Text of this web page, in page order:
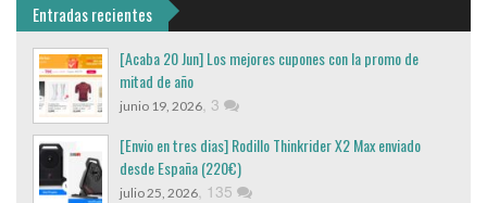
Entradas recientes
[Acaba 20 Jun] Los mejores cupones con la promo de
mitad de año
junio 19, 2026, 3
[Envio en tres dias] Rodillo Thinkrider X2 Max enviado
desde España (220€)
julio 25, 2026, 135